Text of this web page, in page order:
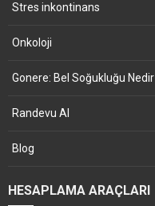
Stres inkontinans
Onkoloji
Gonere: Bel Soğukluğu Nedir
Randevu Al
Blog
HESAPLAMA ARAÇLARI